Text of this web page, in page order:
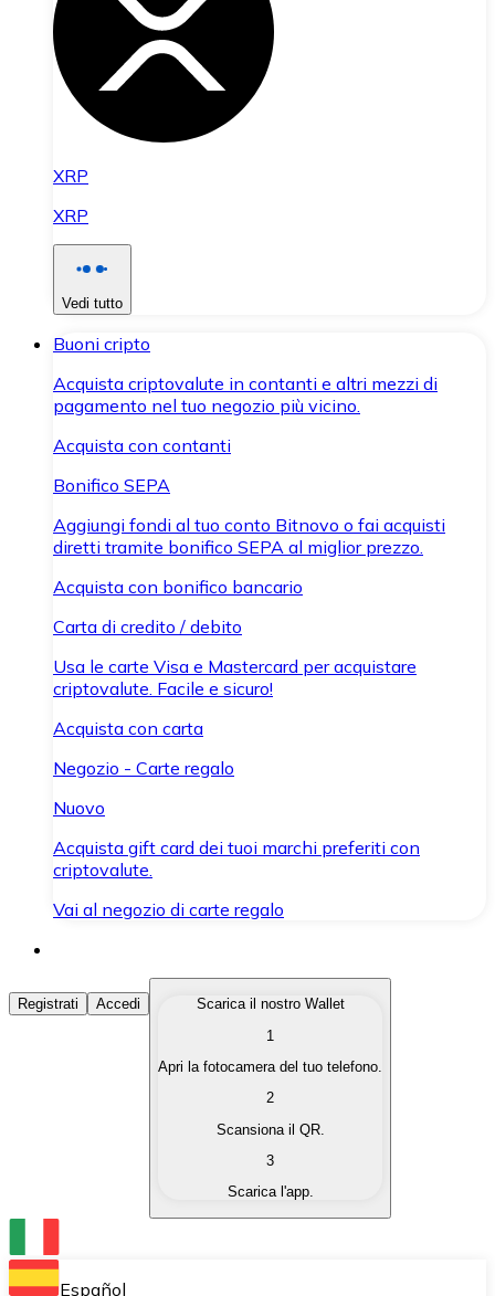
XRP
XRP
Vedi tutto
Buoni cripto
Acquista criptovalute in contanti e altri mezzi di
pagamento nel tuo negozio più vicino.
Acquista con contanti
Bonifico SEPA
Aggiungi fondi al tuo conto Bitnovo o fai acquisti
diretti tramite bonifico SEPA al miglior prezzo.
Acquista con bonifico bancario
Carta di credito / debito
Usa le carte Visa e Mastercard per acquistare
criptovalute. Facile e sicuro!
Acquista con carta
Negozio - Carte regalo
Nuovo
Acquista gift card dei tuoi marchi preferiti con
criptovalute.
Vai al negozio di carte regalo
Acquista Criptovalute
Acquista le criptovalute che ti interessano in modo
Converti le tue criptovalute in valuta fiat quando ne
Scambia una criptovaluta con un'altra
Conserva le tue cripto in un Wallet self-custodial.
Registrati Accedi
Scarica il nostro Wallet
1
Apri la fotocamera del tuo telefono.
2
Scansiona il QR.
3
Scarica l'app.
Español